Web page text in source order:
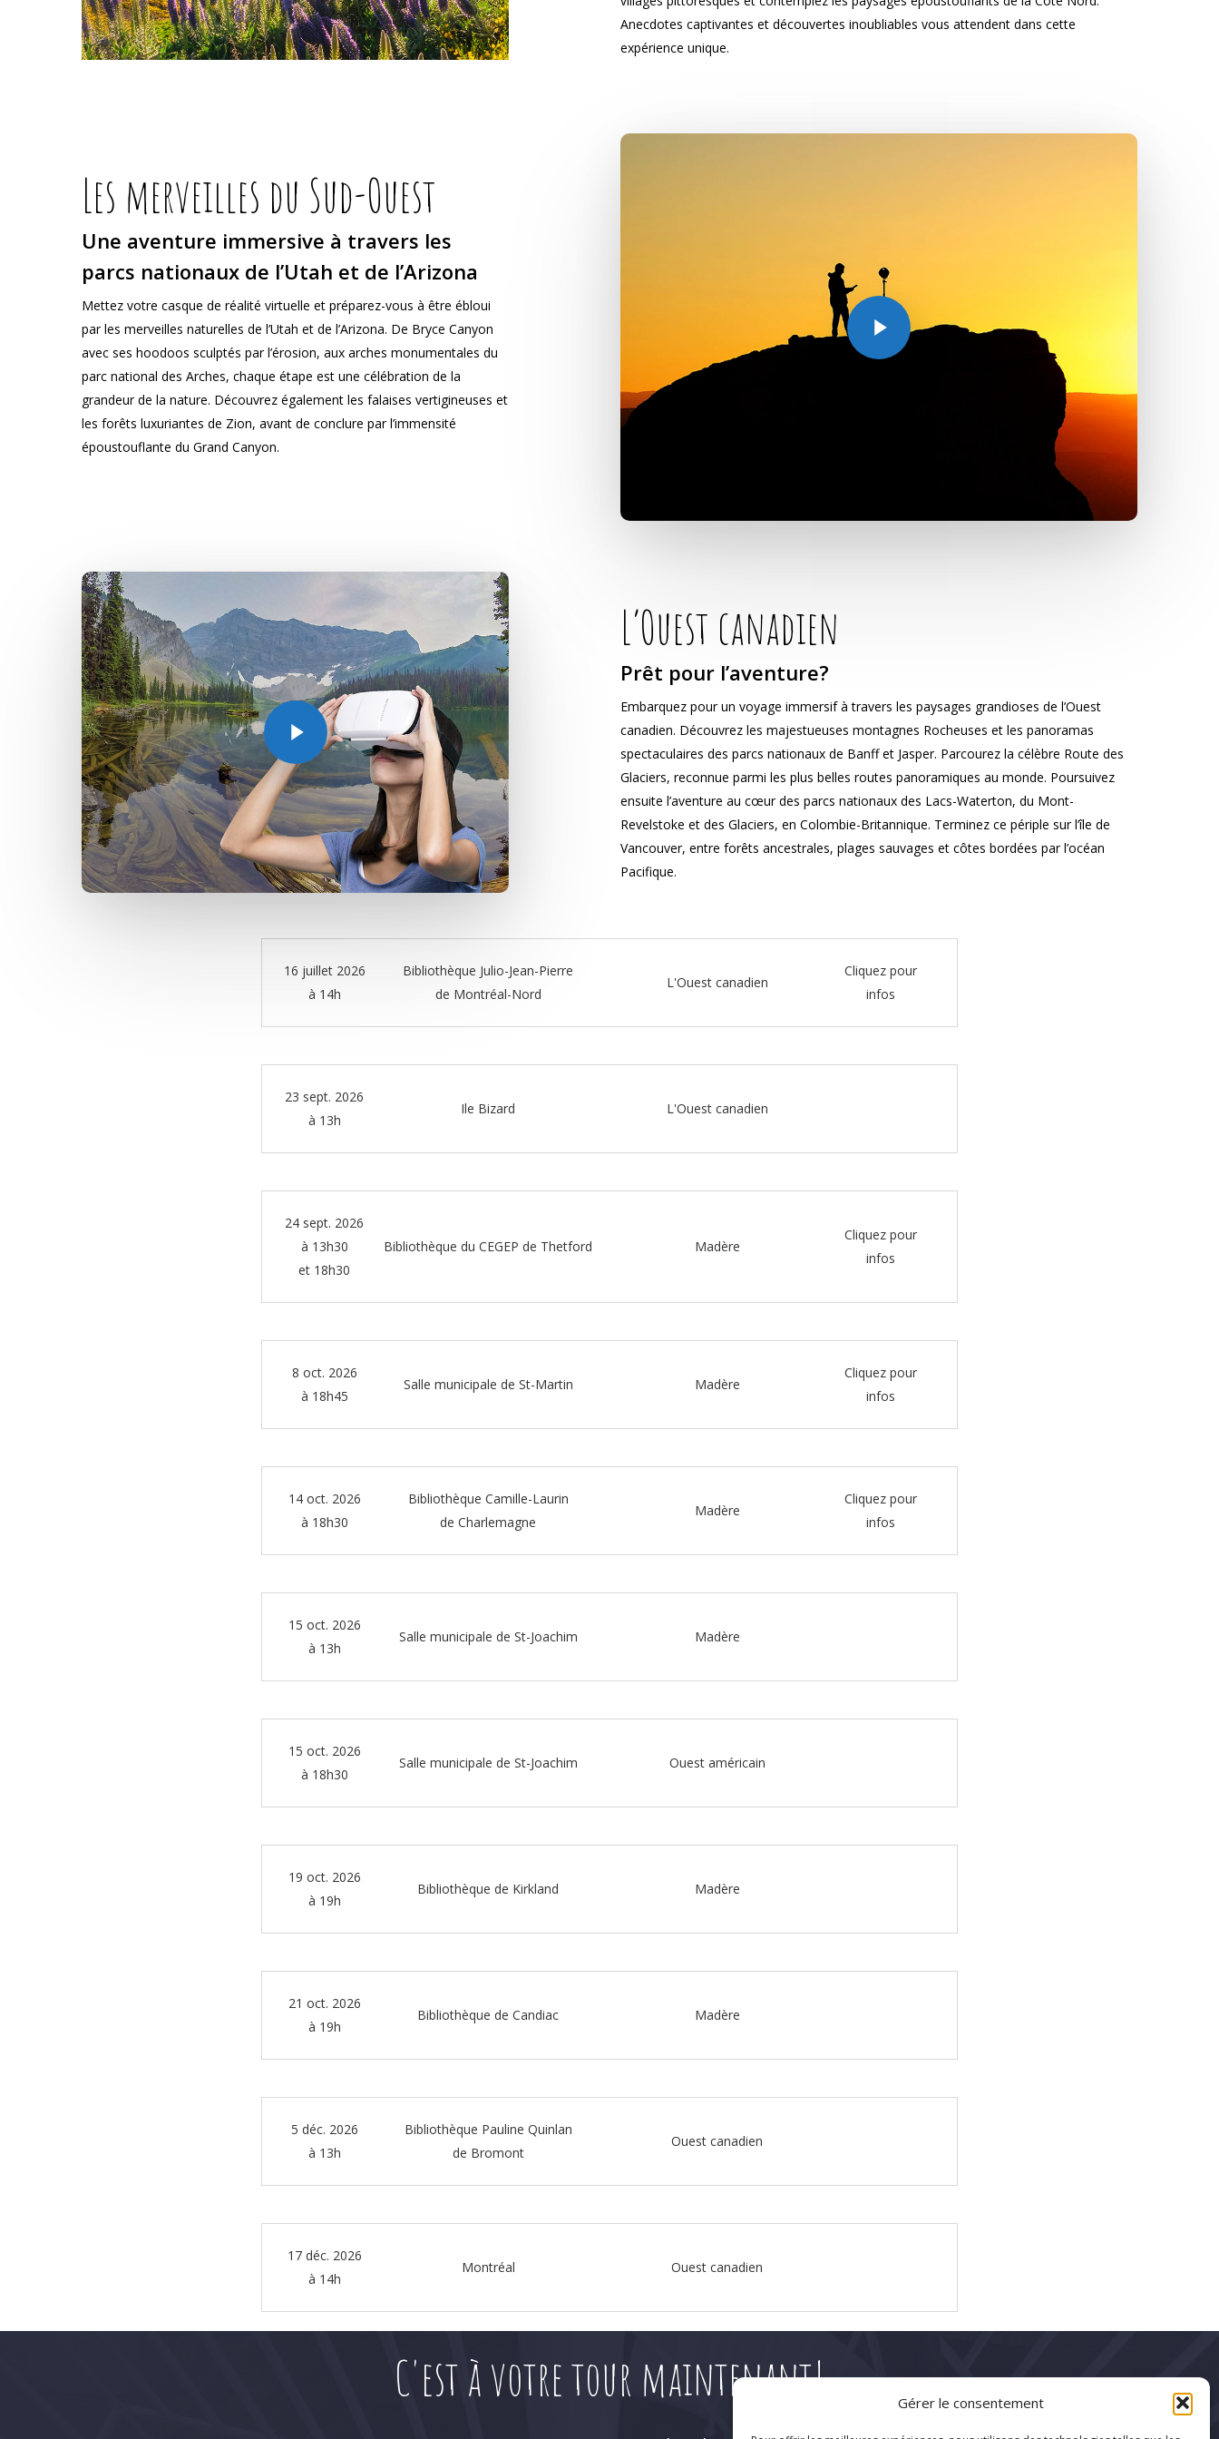
Gérer le consentement
Anecdotes captivantes et découvertes inoubliables vous attendent dans cette
expérience unique.
Les merveilles du Sud-Ouest
Une aventure immersive à travers les
parcs nationaux de l’Utah et de l’Arizona
Mettez votre casque de réalité virtuelle et préparez-vous à être ébloui
par les merveilles naturelles de l’Utah et de l’Arizona. De Bryce Canyon
avec ses hoodoos sculptés par l’érosion, aux arches monumentales du
parc national des Arches, chaque étape est une célébration de la
grandeur de la nature. Découvrez également les falaises vertigineuses et
les forêts luxuriantes de Zion, avant de conclure par l’immensité
époustouflante du Grand Canyon.
Play Video
Play Video
L’Ouest canadien
Prêt pour l’aventure?
Embarquez pour un voyage immersif à travers les paysages grandioses de l’Ouest
canadien. Découvrez les majestueuses montagnes Rocheuses et les panoramas
spectaculaires des parcs nationaux de Banff et Jasper. Parcourez la célèbre Route des
Glaciers, reconnue parmi les plus belles routes panoramiques au monde. Poursuivez
ensuite l’aventure au cœur des parcs nationaux des Lacs-Waterton, du Mont-
Revelstoke et des Glaciers, en Colombie-Britannique. Terminez ce périple sur l’île de
Vancouver, entre forêts ancestrales, plages sauvages et côtes bordées par l’océan
Pacifique.
16 juillet 2026
à 14h
Bibliothèque Julio-Jean-Pierre
de Montréal-Nord
L'Ouest canadien
Cliquez pour
infos
23 sept. 2026
à 13h
Ile Bizard L'Ouest canadien
24 sept. 2026
à 13h30
et 18h30
Bibliothèque du CEGEP de Thetford Madère
Cliquez pour
infos
8 oct. 2026
à 18h45
Salle municipale de St-Martin Madère
Cliquez pour
infos
14 oct. 2026
à 18h30
Bibliothèque Camille-Laurin
de Charlemagne
Madère
Cliquez pour
infos
15 oct. 2026
à 13h
Salle municipale de St-Joachim Madère
15 oct. 2026
à 18h30
Salle municipale de St-Joachim Ouest américain
19 oct. 2026
à 19h
Bibliothèque de Kirkland Madère
21 oct. 2026
à 19h
Bibliothèque de Candiac Madère
5 déc. 2026
à 13h
Bibliothèque Pauline Quinlan
de Bromont
Ouest canadien
17 déc. 2026
à 14h
Montréal Ouest canadien
C'est à votre tour maintenant!